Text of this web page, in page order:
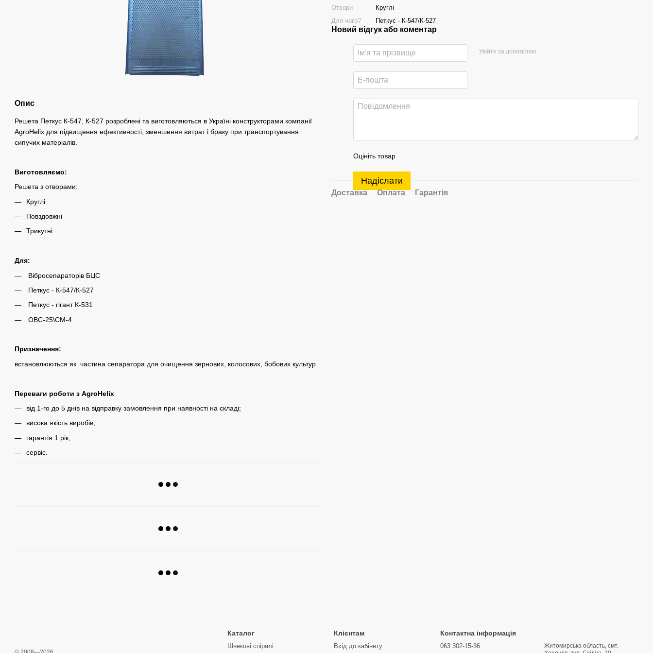
Опис
Решета Петкус К-547, К-527 розроблені та виготовляються в Україні конструкторами компанії
AgroHelix для підвищення ефективності, зменшення витрат і браку при транспортування
сипучих матеріалів.
Виготовляємо:
Решета з отворами:
Круглі
Повздовжні
Трикутні
Для:
Вібросепараторів БЦС
Петкус - К-547/К-527
Петкус - гігант К-531
ОВС-25\СМ-4
Призначення:
встановлюються як частина сепаратора для очищення зернових, колосових, бобових культур
Переваги роботи з AgroHelix
від 1-го до 5 днів на відправку замовлення при наявності на складі;
висока якість виробів;
гарантія 1 рік;
сервіс.
Отвори
Круглі
Для чого?
Петкус - К-547/К-527
Новий відгук або коментар
Увійти за допомогою
Оцініть товар
Надіслати
Доставка Оплата Гарантія
Каталог
Шнекові спіралі
Клієнтам
Вхід до кабінету
Контактна інформація
063 302-15-36
Житомирська область, смт.